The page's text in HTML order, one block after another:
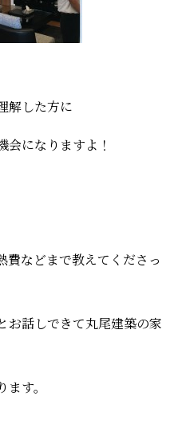
解した方に
会になりますよ！
費などまで教えてくださっ
お話しできて丸尾建築の家
す。